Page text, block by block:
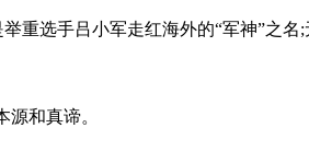
手吕小军走红海外的“军神”之名;
和真谛。